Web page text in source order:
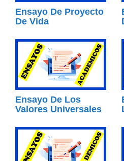
Ensayo De Proyecto
De Vida
Ensayo De Los
Valores Universales